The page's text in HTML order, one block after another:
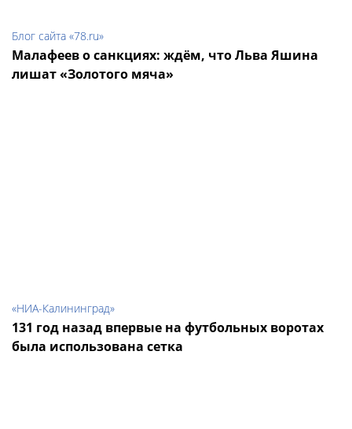
Блог сайта «78.ru»
Малафеев о санкциях: ждём, что Льва Яшина
лишат «Золотого мяча»
«НИА-Калининград»
131 год назад впервые на футбольных воротах
была использована сетка